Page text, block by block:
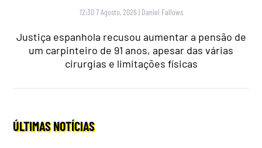
12:30 7 Agosto, 2026 | Daniel Fallows
Justiça espanhola recusou aumentar a pensão de
um carpinteiro de 91 anos, apesar das várias
cirurgias e limitações físicas
ÚLTIMAS NOTÍCIAS